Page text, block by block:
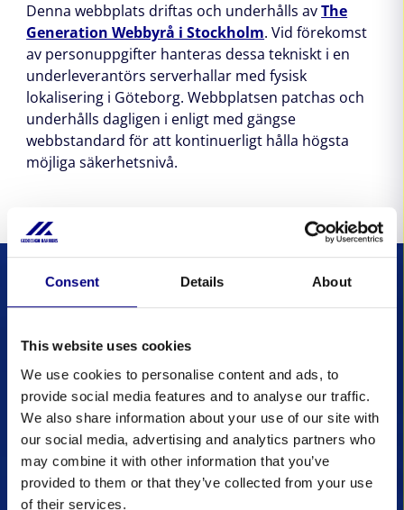
Consent Details About
This website uses cookies
We use cookies to personalise content and ads, to
provide social media features and to analyse our traffic.
We also share information about your use of our site with
our social media, advertising and analytics partners who
may combine it with other information that you’ve
provided to them or that they’ve collected from your use
of their services.
Denna webbplats driftas och underhålls avThe
Generation Webbyrå i Stockholm. Vid förekomst
av personuppgifter hanteras dessa tekniskt i en
underleverantörs serverhallar med fysisk
lokalisering i Göteborg. Webbplatsen patchas och
underhålls dagligen i enligt med gängse
webbstandard för att kontinuerligt hålla högsta
möjliga säkerhetsnivå.
Skydda dig mot
översvämningar:
Prenumerera på vårt
nyhetsbrev
Håll dig informerad om de aktuella händelserna på
Geodesign Barriers genom att prenumerera på